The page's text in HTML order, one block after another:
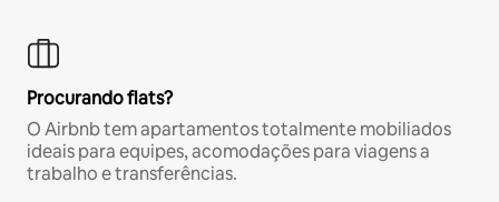
Procurando flats?
O Airbnb tem apartamentos totalmente mobiliados
ideais para equipes, acomodações para viagens a
trabalho e transferências.